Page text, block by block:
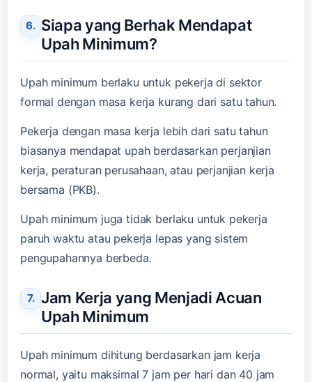
Siapa yang Berhak Mendapat
Upah Minimum?
Upah minimum berlaku untuk pekerja di sektor
formal dengan masa kerja kurang dari satu tahun.
Pekerja dengan masa kerja lebih dari satu tahun
biasanya mendapat upah berdasarkan perjanjian
kerja, peraturan perusahaan, atau perjanjian kerja
bersama (PKB).
Upah minimum juga tidak berlaku untuk pekerja
paruh waktu atau pekerja lepas yang sistem
pengupahannya berbeda.
Jam Kerja yang Menjadi Acuan
Upah Minimum
Upah minimum dihitung berdasarkan jam kerja
normal, yaitu maksimal 7 jam per hari dan 40 jam